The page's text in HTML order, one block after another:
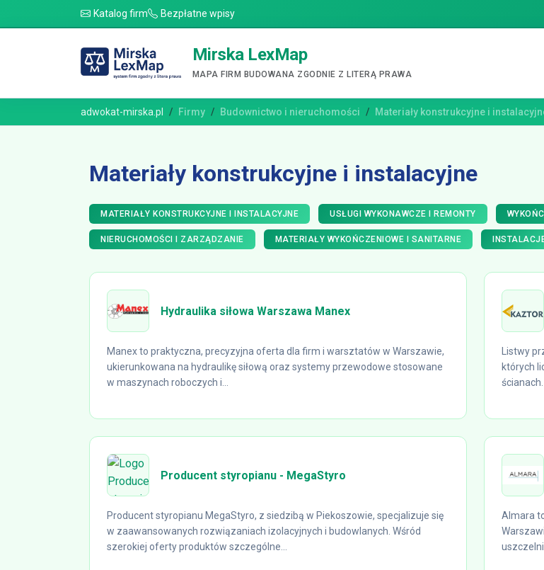
Katalog firm Bezpłatne wpisy
Mirska LexMap
MAPA FIRM BUDOWANA ZGODNIE Z LITERĄ PRAWA
adwokat-mirska.pl Firmy Budownictwo i nieruchomości Materiały konstrukcyjne i
Materiały konstrukcyjne i instalacyjne
MATERIAŁY KONSTRUKCYJNE I INSTALACYJNE USŁUGI WYKONAWCZE I REMONTY
NIERUCHOMOŚCI I ZARZĄDZANIE MATERIAŁY WYKOŃCZENIOWE I SANITARNE
Hydraulika siłowa Warszawa Manex
Manex to praktyczna, precyzyjna oferta dla firm i warsztatów w Warszawie,
ukierunkowana na hydraulikę siłową oraz systemy przewodowe stosowane
w maszynach roboczych i...
Listwy
których
ścianach.
Producent styropianu - MegaStyro
Producent styropianu MegaStyro, z siedzibą w Piekoszowie, specjalizuje się
w zaawansowanych rozwiązaniach izolacyjnych i budowlanych. Wśród
szerokiej oferty produktów szczególne...
Almara